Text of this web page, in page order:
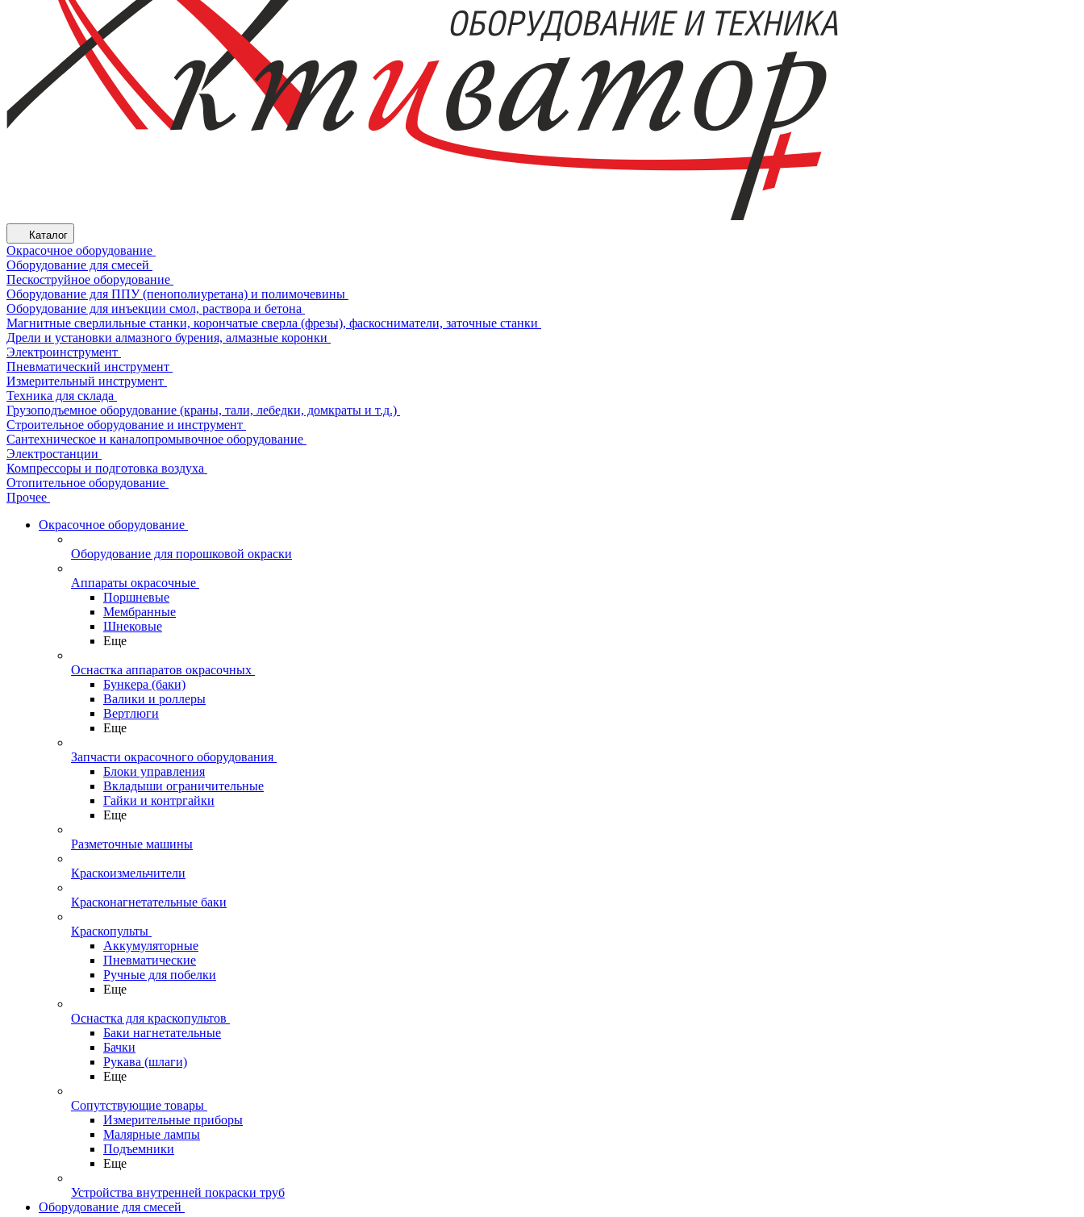
Каталог
Окрасочное оборудование
Оборудование для смесей
Пескоструйное оборудование
Оборудование для ППУ (пенополиуретана) и полимочевины
Оборудование для инъекции смол, раствора и бетона
Магнитные сверлильные станки, корончатые сверла (фрезы), фаскосниматели, заточные станки
Дрели и установки алмазного бурения, алмазные коронки
Электроинструмент
Пневматический инструмент
Измерительный инструмент
Техника для склада
Грузоподъемное оборудование (краны, тали, лебедки, домкраты и т.д.)
Строительное оборудование и инструмент
Сантехническое и каналопромывочное оборудование
Электростанции
Компрессоры и подготовка воздуха
Отопительное оборудование
Прочее
Окрасочное оборудование
Оборудование для порошковой окраски
Аппараты окрасочные
Поршневые
Мембранные
Шнековые
Еще
Оснастка аппаратов окрасочных
Бункера (баки)
Валики и роллеры
Вертлюги
Еще
Запчасти окрасочного оборудования
Блоки управления
Вкладыши ограничительные
Гайки и контргайки
Еще
Разметочные машины
Краскоизмельчители
Красконагнетательные баки
Краскопульты
Аккумуляторные
Пневматические
Ручные для побелки
Еще
Оснастка для краскопультов
Баки нагнетательные
Бачки
Рукава (шлаги)
Еще
Сопутствующие товары
Измерительные приборы
Малярные лампы
Подъемники
Еще
Устройства внутренней покраски труб
Оборудование для смесей